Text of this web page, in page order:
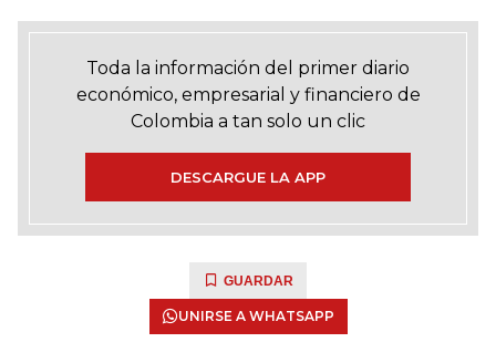
Toda la información del primer diario
económico, empresarial y financiero de
Colombia a tan solo un clic
DESCARGUE LA APP
GUARDAR
UNIRSE A WHATSAPP